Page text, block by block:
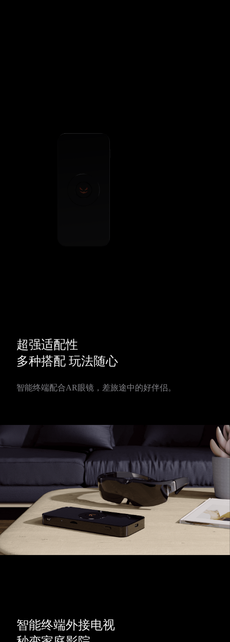
超强适配性
多种搭配 玩法随心
智能终端配合AR眼镜，差旅途中的好伴侣。
智能终端外接电视